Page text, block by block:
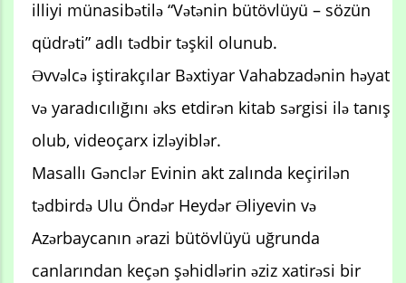
illiyi münasibətilə “Vətənin bütövlüyü – sözün
qüdrəti” adlı tədbir təşkil olunub.
Əvvəlcə iştirakçılar Bəxtiyar Vahabzadənin həyat
və yaradıcılığını əks etdirən kitab sərgisi ilə tanış
olub, videoçarx izləyiblər.
Masallı Gənclər Evinin akt zalında keçirilən
tədbirdə Ulu Öndər Heydər Əliyevin və
Azərbaycanın ərazi bütövlüyü uğrunda
canlarından keçən şəhidlərin əziz xatirəsi bir